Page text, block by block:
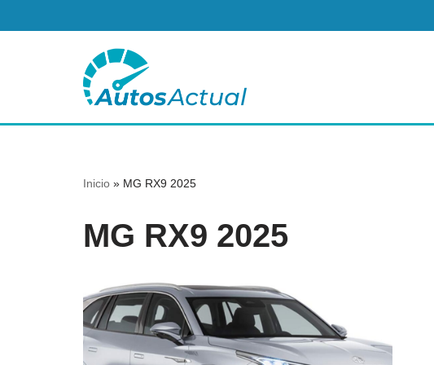
contenido
Inicio » MG RX9 2025
MG RX9 2025